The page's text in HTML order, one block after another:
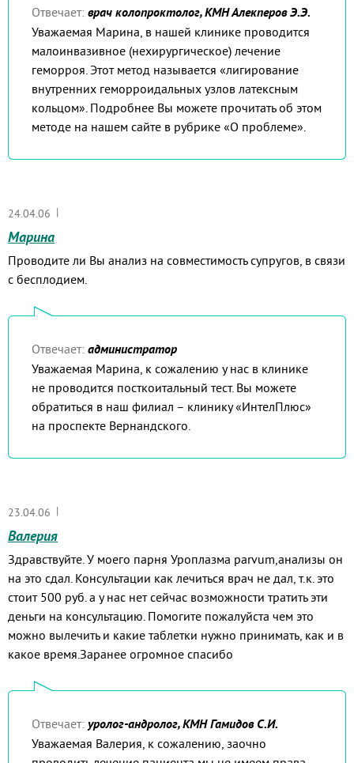
Отвечает: врач колопроктолог, КМН Алекперов Э.Э.
Уважаемая Марина, в нашей клинике проводится
малоинвазивное (нехирургическое) лечение
геморроя. Этот метод называется «лигирование
внутренних геморроидальных узлов латексным
кольцом». Подробнее Вы можете прочитать об этом
методе на нашем сайте в рубрике «О проблеме».
24.04.06 |
Марина
Проводите ли Вы анализ на совместимость супругов, в связи
с бесплодием.
Отвечает: администратор
Уважаемая Марина, к сожалению у нас в клинике
не проводится посткоитальный тест. Вы можете
обратиться в наш филиал – клинику «ИнтелПлюс»
на проспекте Вернандского.
23.04.06 |
Валерия
Здравствуйте. У моего парня Уроплазма parvum,анализы он
на это сдал. Консультации как лечиться врач не дал, т.к. это
стоит 500 руб. а у нас нет сейчас возможности тратить эти
деньги на консультацию. Помогите пожалуйста чем это
можно вылечить и какие таблетки нужно принимать, как и в
какое время.Заранее огромное спасибо
Отвечает: уролог-андролог, КМН Гамидов С.И.
Уважаемая Валерия, к сожалению, заочно